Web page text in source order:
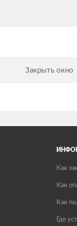
Закрыть окно
Как
Как
Как
Где